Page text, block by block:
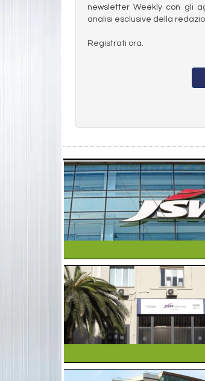
newsletter Weekly con gli
analisi esclusive della
Registrati ora.